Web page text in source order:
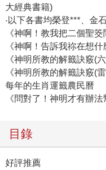
大經典書籍)
‧以下各書均榮登***、金
《神啊！教我把二個聖筊
《神啊！告訴我祢在想什
《神明所教的解籤訣竅(
《神明所教的解籤訣竅(
每年的生肖運籤農民曆
《問對了！神明才有辦
目錄
好評推薦